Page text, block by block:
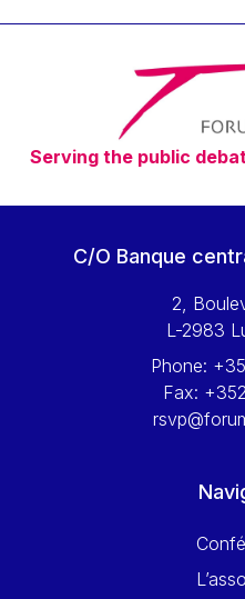
Serving the public
C/O Banque
2,
L-2983
Phone:
Fax: